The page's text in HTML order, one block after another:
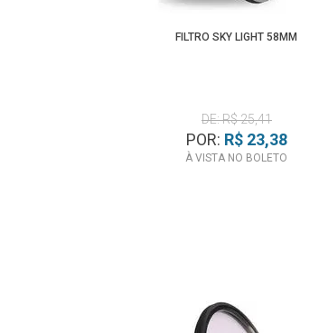
FILTRO SKY LIGHT 58MM
DE: R$ 25,41
POR: R$ 23,38
À VISTA NO BOLETO